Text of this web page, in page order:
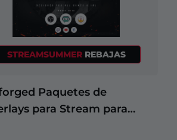
STREAMSUMMER REBAJAS
Paquetes de
para Stream para